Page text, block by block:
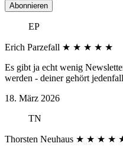
Abonnieren
EP
Erich Parzefall ★ ★ ★ ★ ★
Es gibt ja echt wenig
werden - deiner gehört
18. März 2026
TN
Thorsten Neuhaus ★ ★ ★ ★